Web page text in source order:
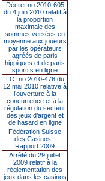
Décret no 2010-605
du 4 juin 2010 relatif à
la proportion
maximale des
sommes versées en
moyenne aux joueurs
par les opérateurs
agréés de paris
hippiques et de paris
sportifs en ligne
LOI no 2010-476 du
12 mai 2010 relative à
l’ouverture à la
concurrence et à la
régulation du secteur
des jeux d’argent et
de hasard en ligne
Fédération Suisse
des Casinos -
Rapport 2009
Arrêté du 29 juillet
2009 relatif à la
réglementation des
jeux dans les casinos